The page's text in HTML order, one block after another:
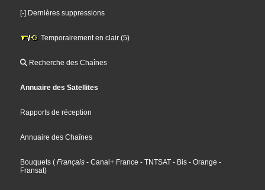
[-] Dernières suppressions
Temporairement en clair (5)
Recherche des Chaînes
Annuaire des Satellites
Rapports de réception
Annuaire des Chaînes
Bouquets ( Français - Canal+ France - TNTSAT - Bis - Orange -
Fransat)